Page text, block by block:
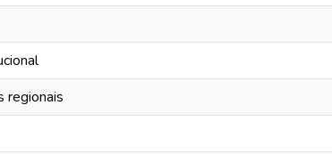
regionais